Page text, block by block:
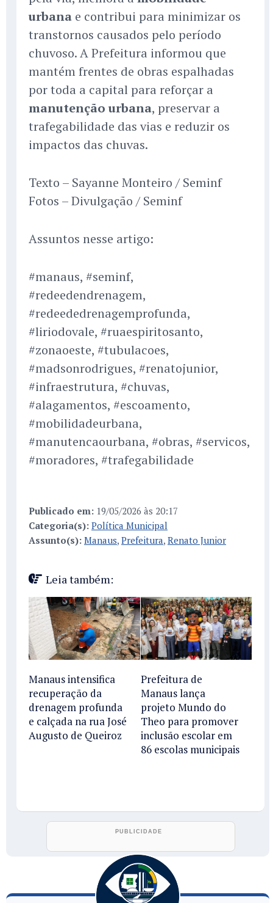
urbana e contribui para minimizar os
transtornos causados pelo período
chuvoso. A Prefeitura informou que
mantém frentes de obras espalhadas
por toda a capital para reforçar a
manutenção urbana, preservar a
trafegabilidade das vias e reduzir os
impactos das chuvas.
Texto – Sayanne Monteiro / Seminf
Fotos – Divulgação / Seminf
Assuntos nesse artigo:
#manaus, #seminf,
#redeedendrenagem,
#redeededrenagemprofunda,
#liriodovale, #ruaespiritosanto,
#zonaoeste, #tubulacoes,
#madsonrodrigues, #renatojunior,
#infraestrutura, #chuvas,
#alagamentos, #escoamento,
#mobilidadeurbana,
#manutencaourbana, #obras, #servicos,
#moradores, #trafegabilidade
Publicado em: 19/05/2026 às 20:17
Categoria(s): Política Municipal
Assunto(s): Manaus, Prefeitura, Renato Junior
Leia também:
Manaus intensifica
recuperação da
drenagem profunda
e calçada na rua José
Augusto de Queiroz
Prefeitura de
Manaus lança
projeto Mundo do
Theo para promover
inclusão escolar em
86 escolas municipais